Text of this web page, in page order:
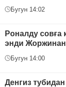
Бугун 14:02
Роналду совға
энди
Бугун 14:00
Денгиз